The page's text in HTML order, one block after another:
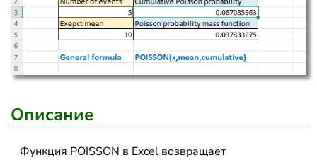
Описание
Функция POISSON в Excel возвращает